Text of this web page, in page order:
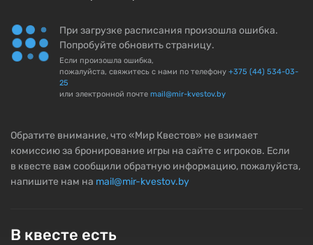
При загрузке расписания произошла ошибка.
Попробуйте обновить страницу.
Если произошла ошибка,
пожалуйста, свяжитесь с нами по телефону +375 (44) 534-03-
25
или электронной почте mail@mir-kvestov.by
Обратите внимание, что «Мир Квестов» не взимает
комиссию за бронирование игры на сайте с игроков. Если
в квесте вам сообщили обратную информацию, пожалуйста,
напишите нам на mail@mir-kvestov.by
В квесте есть